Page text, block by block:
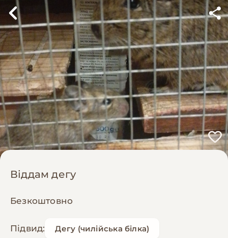
Віддам дегу
Безкоштовно
Підвид: Дегу (чилійська білка)